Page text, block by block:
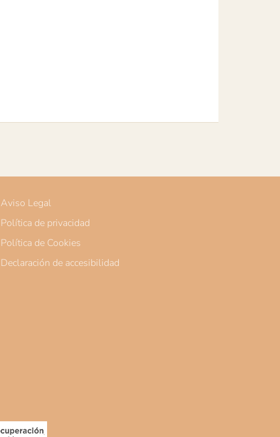
Aviso Legal
Política de privacidad
Política de Cookies
Declaración de accesibilidad